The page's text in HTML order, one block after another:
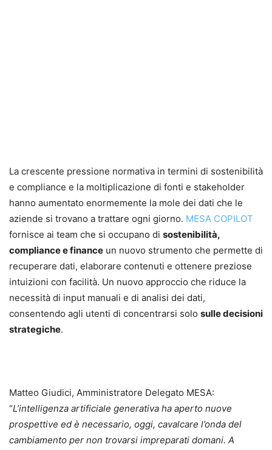
La crescente pressione normativa in termini di sostenibilità
e compliance e la moltiplicazione di fonti e stakeholder
hanno aumentato enormemente la mole dei dati che le
aziende si trovano a trattare ogni giorno. MESA COPILOT
fornisce ai team che si occupano di sostenibilità,
compliance e finance un nuovo strumento che permette di
recuperare dati, elaborare contenuti e ottenere preziose
intuizioni con facilità. Un nuovo approccio che riduce la
necessità di input manuali e di analisi dei dati,
consentendo agli utenti di concentrarsi solo sulle decisioni
strategiche.
Matteo Giudici, Amministratore Delegato MESA:
“L’intelligenza artificiale generativa ha aperto nuove
prospettive ed è necessario, oggi, cavalcare l’onda del
cambiamento per non trovarsi impreparati domani. A